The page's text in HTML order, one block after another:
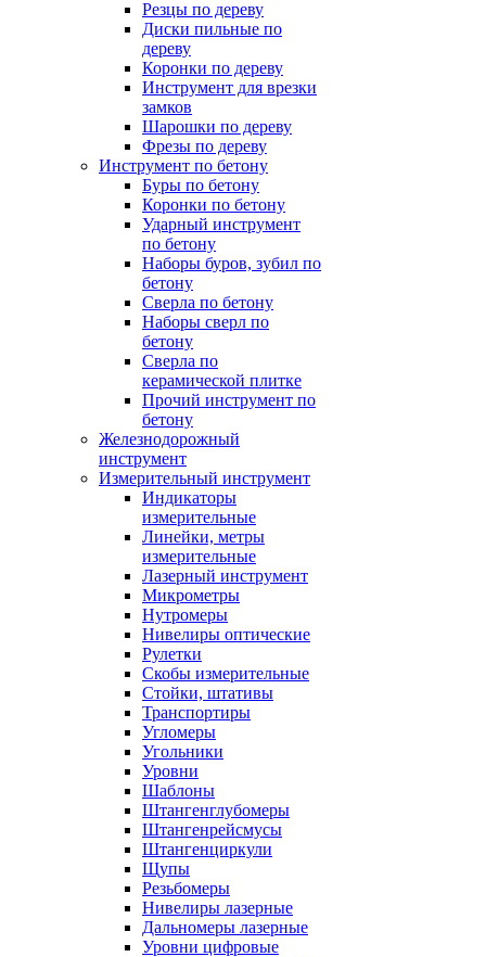
Резцы по дереву
Диски пильные по
дереву
Коронки по дереву
Инструмент для врезки
замков
Шарошки по дереву
Фрезы по дереву
Инструмент по бетону
Буры по бетону
Коронки по бетону
Ударный инструмент
по бетону
Наборы буров, зубил по
бетону
Сверла по бетону
Наборы сверл по
бетону
Сверла по
керамической плитке
Прочий инструмент по
бетону
Железнодорожный
инструмент
Измерительный инструмент
Индикаторы
измерительные
Линейки, метры
измерительные
Лазерный инструмент
Микрометры
Нутромеры
Нивелиры оптические
Рулетки
Скобы измерительные
Стойки, штативы
Транспортиры
Угломеры
Угольники
Уровни
Шаблоны
Штангенглубомеры
Штангенрейсмусы
Штангенциркули
Щупы
Резьбомеры
Нивелиры лазерные
Дальномеры лазерные
Уровни цифровые